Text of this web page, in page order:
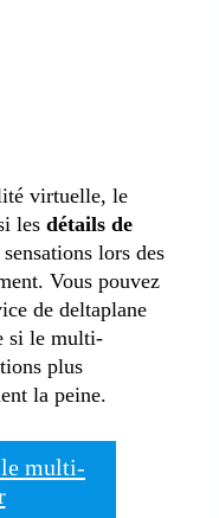
virtuelle, le
les détails de
lors des
Vous pouvez
de deltaplane
si le multi-
plus
la peine.
multi-